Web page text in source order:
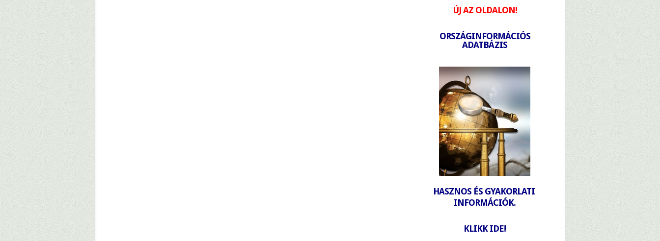
ÚJ AZ OLDALON!
ORSZÁGINFORMÁCIÓS
ADATBÁZIS
HASZNOS ÉS GYAKORLATI
INFORMÁCIÓK.
KLIKK IDE!